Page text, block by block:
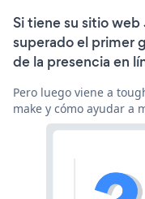
Si tiene su sitio
superado el primer
de la presencia en
Pero luego viene a
make y cómo ayudar a